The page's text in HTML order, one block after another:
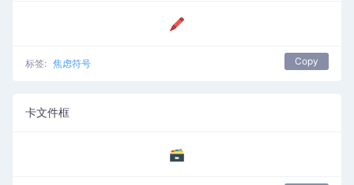
🖍️
标签: 焦虑符号 Copy
卡文件框
🗃️